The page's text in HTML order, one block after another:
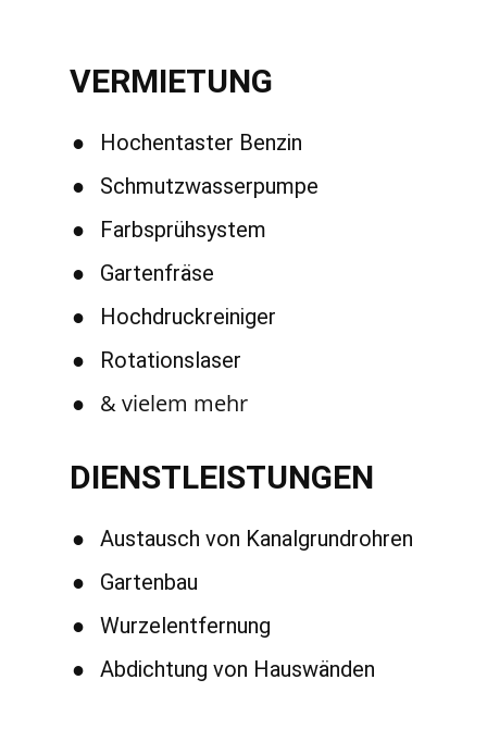
VERMIETUNG
● Hochentaster Benzin
● Schmutzwasserpumpe
● Farbsprühsystem
● Gartenfräse
● Hochdruckreiniger
● Rotationslaser
● & vielem mehr
DIENSTLEISTUNGEN
● Austausch von Kanalgrundrohren
● Gartenbau
● Wurzelentfernung
● Abdichtung von Hauswänden